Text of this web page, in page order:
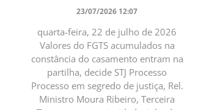
23/07/2026 12:07
quarta-feira, 22 de julho de 2026
Valores do FGTS acumulados na
constância do casamento entram na
partilha, decide STJ Processo
Processo em segredo de justiça, Rel.
Ministro Moura Ribeiro, Terceira